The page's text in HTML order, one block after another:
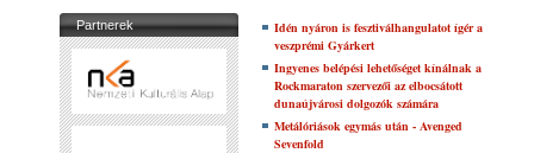
Partnerek
Idén nyáron is fesztiválhangulatot ígér a
veszprémi Gyárkert
Ingyenes belépési lehetőséget kínálnak a
Rockmaraton szervezői az elbocsátott
dunaújvárosi dolgozók számára
Metálóriások egymás után - Avenged
Sevenfold